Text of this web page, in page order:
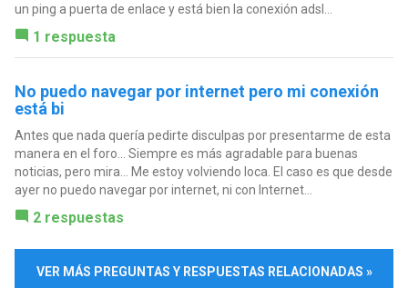
un ping a puerta de enlace y está bien la conexión adsl...
1 respuesta
No puedo navegar por internet pero mi conexión
está bi
Antes que nada quería pedirte disculpas por presentarme de esta
manera en el foro... Siempre es más agradable para buenas
noticias, pero mira... Me estoy volviendo loca. El caso es que desde
ayer no puedo navegar por internet, ni con Internet...
2 respuestas
VER MÁS PREGUNTAS Y RESPUESTAS RELACIONADAS »